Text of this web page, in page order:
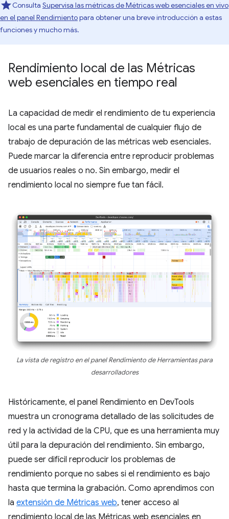
Consulta Supervisa las métricas de Métricas web esenciales en vivo
en el panel Rendimientopara obtener una breve introducción a estas
funciones y mucho más.
Rendimiento local de las Métricas
web esenciales en tiempo real
La capacidad de medir el rendimiento de tu experiencia
local es una parte fundamental de cualquier flujo de
trabajo de depuración de las métricas web esenciales.
Puede marcar la diferencia entre reproducir problemas
de usuarios reales o no. Sin embargo, medir el
rendimiento local no siempre fue tan fácil.
La vista de registro en el panel Rendimiento de Herramientas para
desarrolladores
Históricamente, el panel Rendimiento en DevTools
muestra un cronograma detallado de las solicitudes de
red y la actividad de la CPU, que es una herramienta muy
útil para la depuración del rendimiento. Sin embargo,
puede ser difícil reproducir los problemas de
rendimiento porque no sabes si el rendimiento es bajo
hasta que termina la grabación. Como aprendimos con
la extensión de Métricas web, tener acceso al
rendimiento local de las Métricas web esenciales en